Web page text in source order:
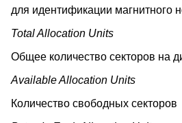
для идентификации магнитного
Total Allocation Units
Общее количество секторов на
Available Allocation Units
Количество свободных секторов